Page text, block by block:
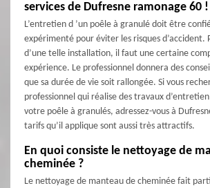
services de Dufresne ramonage 60 !
L’entretien d ’un poêle à granulé doit être
expérimenté pour éviter les risques d’accident.
d’une telle installation, il faut une certaine
expérience. Le professionnel donnera des
que sa durée de vie soit rallongée. Si vous
professionnel qui réalise des travaux
votre poêle à granulés, adressez-vous à
tarifs qu’il applique sont aussi très attractifs.
En quoi consiste le nettoyage de
cheminée ?
Le nettoyage de manteau de cheminée fait